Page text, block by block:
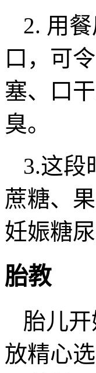
2. 用
口，可
塞、口
臭。
3.这段
蔗糖、
妊娠糖尿
胎教
胎儿
放精心